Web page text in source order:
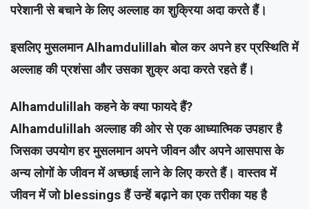
परेशानी से बचाने के लिए अल्लाह का शुक्रिया अदा करते हैं।
इसलिए मुसलमान Alhamdulillah बोल कर अपने हर प्रस्थिति में
अल्लाह की प्रशंसा और उसका शुक्र अदा करते रहते हैं।
Alhamdulillah कहने के क्या फायदे हैं?
Alhamdulillah अल्लाह की ओर से एक आध्यात्मिक उपहार है
जिसका उपयोग हर मुसलमान अपने जीवन और अपने आसपास के
अन्य लोगों के जीवन में अच्छाई लाने के लिए करते हैं। वास्तव में
जीवन में जो blessings हैं उन्हें बढ़ाने का एक तरीका यह है